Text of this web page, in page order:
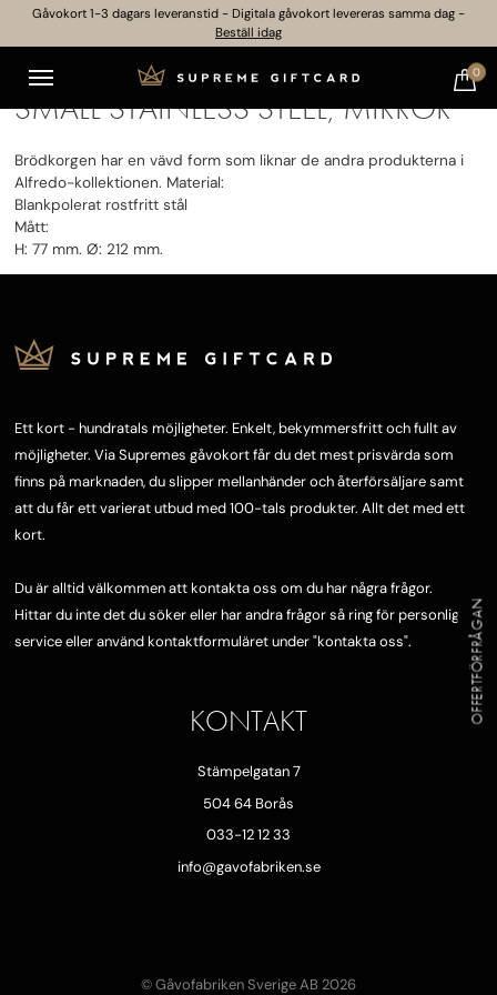
Gåvokort 1-3 dagars leveranstid - Digitala gåvokort levereras samma dag -
Beställ idag
0
GEORG JENSEN – BREAD BASKET,
SMALL STAINLESS STEEL, MIRROR
Brödkorgen har en vävd form som liknar de andra produkterna i
Alfredo-kollektionen. Material:
Blankpolerat rostfritt stål
Mått:
H: 77 mm. Ø: 212 mm.
Ett kort - hundratals möjligheter. Enkelt, bekymmersfritt och fullt av
möjligheter. Via Supremes gåvokort får du det mest prisvärda som
finns på marknaden, du slipper mellanhänder och återförsäljare samt
att du får ett varierat utbud med 100-tals produkter. Allt det med ett
kort.
Du är alltid välkommen att kontakta oss om du har några frågor.
Hittar du inte det du söker eller har andra frågor så ring för personlig
service eller använd kontaktformuläret under "kontakta oss".
KONTAKT
Stämpelgatan 7
504 64 Borås
033-12 12 33
info@gavofabriken.se
© Gåvofabriken Sverige AB 2026
OFFERTFÖRFRÅGAN